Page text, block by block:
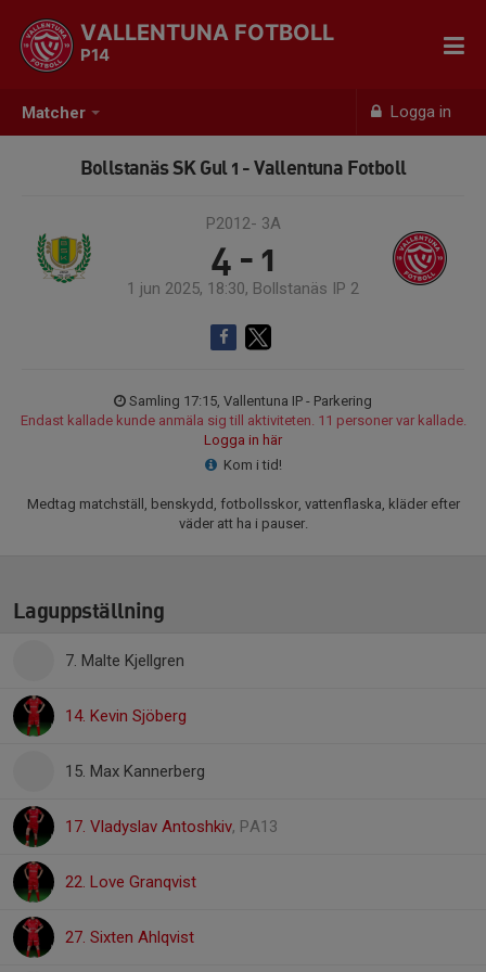
Matcher Logga in
VALLENTUNA FOTBOLL
P14
Bollstanäs SK Gul 1 - Vallentuna Fotboll
P2012- 3A
4 - 1
1 jun 2025, 18:30, Bollstanäs IP 2
Samling 17:15, Vallentuna IP - Parkering
Endast kallade kunde anmäla sig till aktiviteten. 11 personer var kallade.
Logga in här
Kom i tid!
Medtag matchställ, benskydd, fotbollsskor, vattenflaska, kläder efter
väder att ha i pauser.
Laguppställning
7. Malte Kjellgren
14. Kevin Sjöberg
15. Max Kannerberg
17. Vladyslav Antoshkiv, PA13
22. Love Granqvist
27. Sixten Ahlqvist